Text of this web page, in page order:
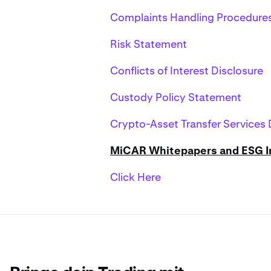
Complaints Handling
Risk Statement
Conflicts of Interest Disclosure
Custody Policy Statement
Crypto-Asset Transfer Services
MiCAR Whitepapers and ESG
Click Here